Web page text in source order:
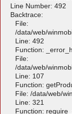
Line Number: 492
Backtrace:
File:
/data/web/
Line: 492
Function:
File:
/data/web/
Line: 107
Function:
File: /data/web/
Line: 321
Function: